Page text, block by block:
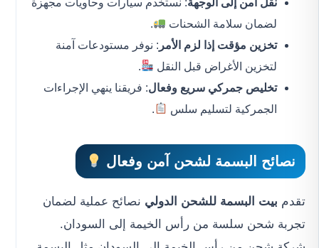
لضمان سلامة الشحنات
.
تخزين مؤقت إذا لزم الأمر : نوفر مستودعات آمنة
لتخزين الأغراض قبل النقل
.
تخليص جمركي سريع وفعال: فريقنا ينهي الإجراءات
الجمركية لتسليم سلس
.
نصائح البسمة لشحن آمن وفعال
تقدم بيت البسمة للشحن الدولي نصائح عملية لضمان
تجربة شحن سلسة من رأس الخيمة إلى السودان.